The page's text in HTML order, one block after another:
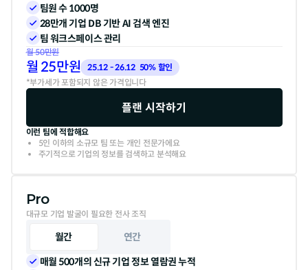
팀원 수 1000명
28만개 기업 DB 기반 AI 검색 엔진
팀 워크스페이스 관리
월50만원
월 25만원
25.12 - 26.12  50% 할인
*부가세가 포함되지 않은 가격입니다
플랜 시작하기
이런 팀에 적합해요
5인 이하의 소규모 팀 또는 개인 전문가에요
주기적으로 기업의 정보를 검색하고 분석해요
Pro
대규모 기업 발굴이 필요한 전사 조직
월간
연간
매월 500개의 신규 기업 정보 열람권 누적